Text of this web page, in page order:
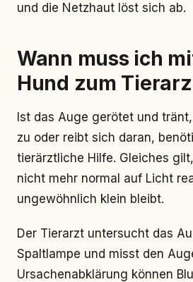
und die Netzhaut löst sich ab.
Wann muss ich
Hund zum
Ist das Auge gerötet und
zu oder reibt sich daran,
tierärztliche Hilfe. Gleiches
nicht mehr normal auf Licht
ungewöhnlich klein bleibt.
Der Tierarzt untersucht das
Spaltlampe und misst den
Ursachenabklärung können